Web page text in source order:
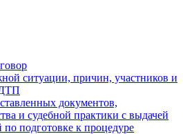
ситуации, причин, участников и
документов,
и судебной практики с выдачей
по подготовке к процедуре